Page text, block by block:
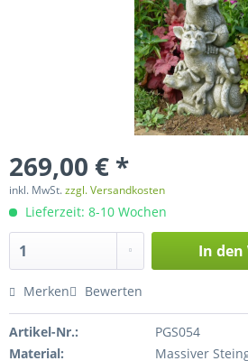
269,00 € *
inkl. MwSt.zzgl. Versandkosten
Lieferzeit: 8-10 Wochen
In den
Merken Bewerten
Artikel-Nr.:
PGS054
Material:
Massiver